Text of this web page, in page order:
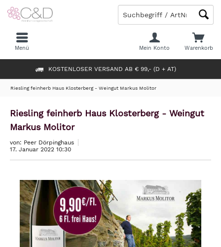
KOSTENLOSER VERSAND AB € 99,- (D + AT)
Warenkorb
Mein Konto
Menü
Riesling feinherb Haus Klosterberg - Weingut Markus Molitor
Riesling feinherb Haus Klosterberg - Weingut
Markus Molitor
von: Peer Dörpinghaus
17. Januar 2022 10:30